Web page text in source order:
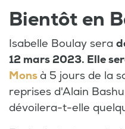
Bientôt en
Isabelle Boulay sera
12 mars 2023. Elle
Monsà 5 jours de la
reprises d'Alain
dévoilera-t-elle